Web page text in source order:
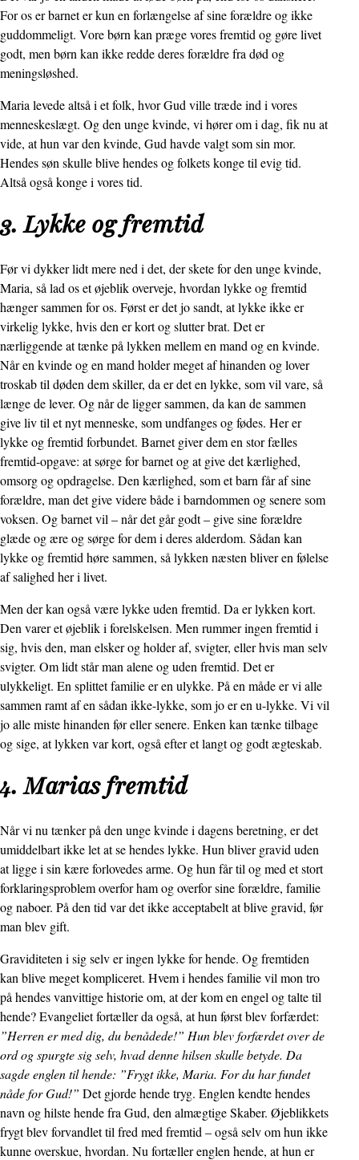
For os er barnet er kun en forlængelse af sine forældre og ikke
guddommeligt. Vore børn kan præge vores fremtid og gøre livet
godt, men børn kan ikke redde deres forældre fra død og
meningsløshed.
Maria levede altså i et folk, hvor Gud ville træde ind i vores
menneskeslægt. Og den unge kvinde, vi hører om i dag, fik nu at
vide, at hun var den kvinde, Gud havde valgt som sin mor.
Hendes søn skulle blive hendes og folkets konge til evig tid.
Altså også konge i vores tid.
3. Lykke og fremtid
Før vi dykker lidt mere ned i det, der skete for den unge kvinde,
Maria, så lad os et øjeblik overveje, hvordan lykke og fremtid
hænger sammen for os. Først er det jo sandt, at lykke ikke er
virkelig lykke, hvis den er kort og slutter brat. Det er
nærliggende at tænke på lykken mellem en mand og en kvinde.
Når en kvinde og en mand holder meget af hinanden og lover
troskab til døden dem skiller, da er det en lykke, som vil vare, så
længe de lever. Og når de ligger sammen, da kan de sammen
give liv til et nyt menneske, som undfanges og fødes. Her er
lykke og fremtid forbundet. Barnet giver dem en stor fælles
fremtid-opgave: at sørge for barnet og at give det kærlighed,
omsorg og opdragelse. Den kærlighed, som et barn får af sine
forældre, man det give videre både i barndommen og senere som
voksen. Og barnet vil – når det går godt – give sine forældre
glæde og ære og sørge for dem i deres alderdom. Sådan kan
lykke og fremtid høre sammen, så lykken næsten bliver en følelse
af salighed her i livet.
Men der kan også være lykke uden fremtid. Da er lykken kort.
Den varer et øjeblik i forelske­lsen. Men rummer ingen fremtid i
sig, hvis den, man elsker og holder af, svigter, eller hvis man selv
svigter. Om lidt står man alene og uden fremtid. Det er
ulykkeligt. En splittet familie er en ulykke. På en måde er vi alle
sammen ramt af en sådan ikke-lykke, som jo er en u-lykke. Vi vil
jo alle miste hinanden før eller senere. Enken kan tænke tilbage
og sige, at lykken var kort, også efter et langt og godt ægteskab.
4. Marias fremtid
Når vi nu tænker på den unge kvinde i dagens beretning, er det
umiddelbart ikke let at se hendes lykke. Hun bliver gravid uden
at ligge i sin kære forlovedes arme. Og hun får til og med et stort
forklaringsproblem overfor ham og overfor sine forældre, familie
og naboer. På den tid var det ikke acceptabelt at blive gravid, før
man blev gift.
Graviditeten i sig selv er ingen lykke for hende. Og fremtiden
kan blive meget kompli­ceret. Hvem i hendes familie vil mon tro
på hendes vanvittige historie om, at der kom en engel og talte til
hende? Evangeliet fortæller da også, at hun først blev forfærdet:
”Herren er med dig, du benådede!” Hun blev forfærdet over de
ord og spurgte sig selv, hvad denne hilsen skulle betyde. Da
sagde englen til hende: ”Frygt ikke, Maria. For du har fundet
nåde for Gud!” Det gjorde hende tryg. Englen kendte hendes
navn og hilste hende fra Gud, den almægtige Skaber. Øjeblikkets
frygt blev forvandlet til fred med fremtid – også selv om hun ikke
kunne overskue, hvordan. Nu fortæller englen hende, at hun er